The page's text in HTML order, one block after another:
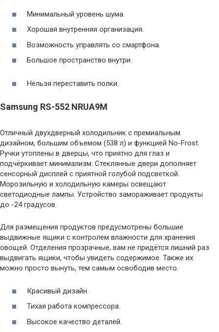
Минимальный уровень шума.
Хорошая внутренняя организация.
Возможность управлять со смартфона.
Большое пространство внутри.
Нельзя переставить полки.
Samsung RS-552 NRUA9M
Отличный двухдверный холодильник с премиальным
дизайном, большим объемом (538 л) и функцией No-Frost.
Ручки утоплены в дверцы, что приятно для глаз и
подчёркивает минимализм. Стеклянные двери дополняет
сенсорный дисплей с приятной голубой подсветкой.
Морозильную и холодильную камеры освещают
светодиодные лампы. Устройство замораживает продукты
до -24 градусов.
Для размещения продуктов предусмотрены большие
выдвижные ящики с контролем влажности для хранения
овощей. Отделения прозрачные, вам не придётся лишний раз
выдвигать ящики, чтобы увидеть содержимое. Также их
можно просто вынуть, тем самым освободив место.
Красивый дизайн.
Тихая работа компрессора.
Высокое качество деталей.